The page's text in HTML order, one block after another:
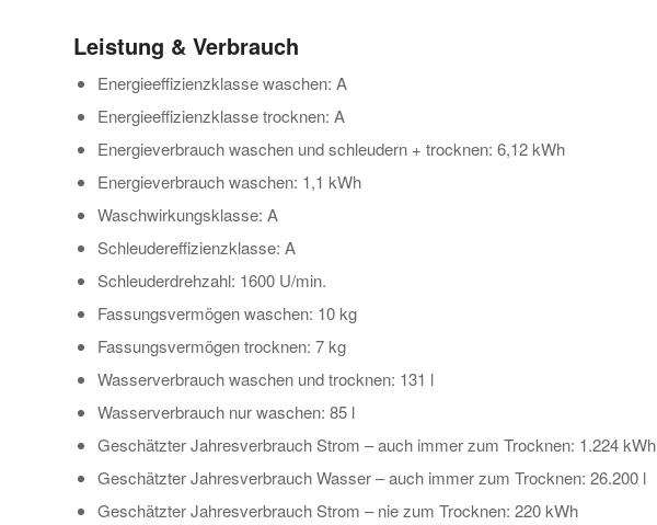
Leistung & Verbrauch
Energieeffizienzklasse waschen: A
Energieeffizienzklasse trocknen: A
Energieverbrauch waschen und schleudern + trocknen: 6,12 kWh
Energieverbrauch waschen: 1,1 kWh
Waschwirkungsklasse: A
Schleudereffizienzklasse: A
Schleuderdrehzahl: 1600 U/min.
Fassungsvermögen waschen: 10 kg
Fassungsvermögen trocknen: 7 kg
Wasserverbrauch waschen und trocknen: 131 l
Wasserverbrauch nur waschen: 85 l
Geschätzter Jahresverbrauch Strom – auch immer zum Trocknen: 1.224 kWh
Geschätzter Jahresverbrauch Wasser – auch immer zum Trocknen: 26.200 l
Geschätzter Jahresverbrauch Strom – nie zum Trocknen: 220 kWh